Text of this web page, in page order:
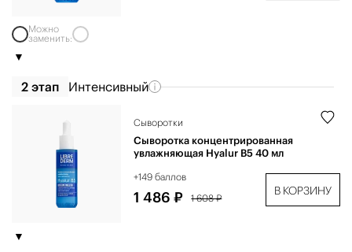
Можно
заменить:
2 этап Интенсивный
Сыворотки
Сыворотка концентрированная
увлажняющая Hyalur B5 40 мл
+149 баллов
1 486 ₽ 1 608 ₽
В КОРЗИНУ